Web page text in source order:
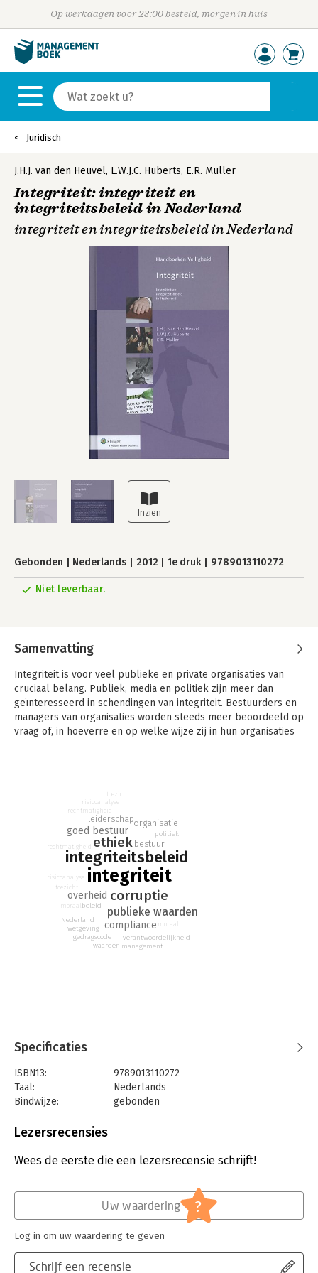
Op werkdagen voor 23:00 besteld, morgen in huis
Juridisch
J.H.J. van den Heuvel, L.W.J.C. Huberts, E.R. Muller
Integriteit: integriteit en
integriteitsbeleid in Nederland
integriteit en integriteitsbeleid in Nederland
Gebonden Nederlands 2012 1e druk 9789013110272
Niet leverbaar.
Samenvatting
Integriteit is voor veel publieke en private organisaties van
cruciaal belang. Publiek, media en politiek zijn meer dan
geïnteresseerd in schendingen van integriteit. Bestuurders en
managers van organisaties worden steeds meer beoordeeld op
vraag of, in hoeverre en op welke wijze zij in hun organisaties
integriteit en integriteitsbeleid in Nederland bij elkaar
gebracht door toonaangevende auteurs vanuit de wetenschap
en de praktijk. Het handboek vormt een introductie in de
belangrijkste aspecten van integriteit en integriteitsbeleid.
Het handboek is geschikt voor de praktijk en wetenschap op
het terrein van integriteit en intergiteitsbeleid. Het handboek
kan ook gebruikt worden als leerboek of naslagwerk over
integriteit en integriteitsbeleid. Het handboek is tevens
bestemd voor het onderwijs op HBO en WO niveau. Het
handboek Integriteit is onderdeel van de serie Handboeken
integriteit
integriteitsbeleid
corruptie
ethiek
publieke waarden
compliance
goed bestuur
overheid
bestuur
leiderschaporganisatie
politiek
verantwoordelijkheid
management
waarden
gedragscode
beleid
wetgeving
Nederland
rechtmatigheid
risicoanalyse
moraal
toezicht
rechtmatigheid
risicoanalyse
moraal
toezicht
Specificaties
ISBN13:
9789013110272
Taal:
Nederlands
Bindwijze:
gebonden
Uitgever:
Verschijningsdatum:
13-12-2012
Staatsrecht algemeen
Serie:
Handboeken Veiligheid
Lezersrecensies
Wees de eerste die een lezersrecensie schrijft!
Schrijf een recensie
Uw waardering ?
Log in om uw waardering te geven